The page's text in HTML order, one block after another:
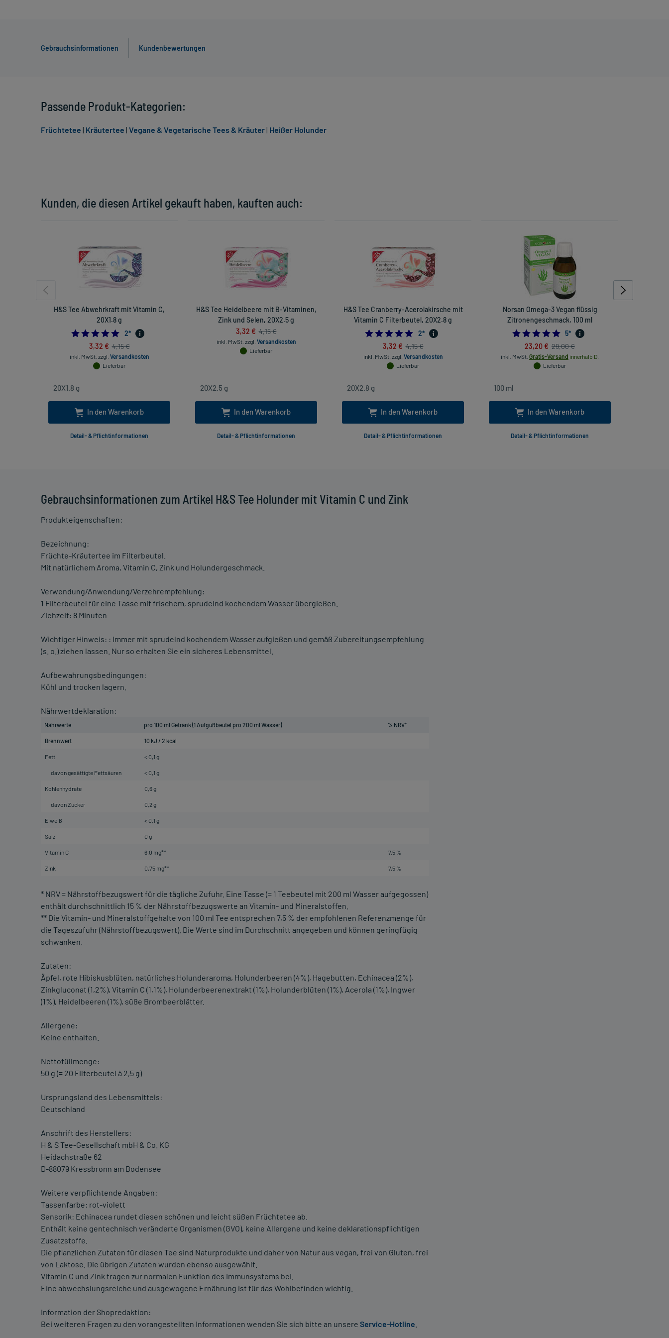
Gebrauchsinformationen Kundenbewertungen
Gebrauchsinformationen zum Artikel H&S Tee Holunder mit Vitamin C und Zink
Produkteigenschaften:
Bezeichnung:
Früchte-Kräutertee im Filterbeutel.
Mit natürlichem Aroma, Vitamin C, Zink und Holundergeschmack.
Verwendung/Anwendung/Verzehrempfehlung:
1 Filterbeutel für eine Tasse mit frischem, sprudelnd kochendem Wasser übergießen.
Ziehzeit: 8 Minuten
Wichtiger Hinweis: : Immer mit sprudelnd kochendem Wasser aufgießen und gemäß Zubereitungsempfehlung
(s. o.) ziehen lassen. Nur so erhalten Sie ein sicheres Lebensmittel.
Aufbewahrungsbedingungen:
Kühl und trocken lagern.
Nährwertdeklaration:
Nährwerte pro 100 ml Getränk (1 Aufgußbeutel pro 200 ml Wasser) % NRV*
Brennwert 10 kJ / 2 kcal
Fett < 0,1 g
davon gesättigte Fettsäuren < 0,1 g
Kohlenhydrate 0,6 g
davon Zucker 0,2 g
Eiweiß < 0,1 g
Salz 0 g
Vitamin C 6,0 mg** 7,5 %
Zink 0,75 mg** 7,5 %
* NRV = Nährstoffbezugswert für die tägliche Zufuhr. Eine Tasse (= 1 Teebeutel mit 200 ml Wasser aufgegossen)
enthält durchschnittlich 15 % der Nährstoffbezugswerte an Vitamin- und Mineralstoffen.
** Die Vitamin- und Mineralstoffgehalte von 100 ml Tee entsprechen 7,5 % der empfohlenen Referenzmenge für
die Tageszufuhr (Nährstoffbezugswert). Die Werte sind im Durchschnitt angegeben und können geringfügig
schwanken.
Zutaten:
Äpfel, rote Hibiskusblüten, natürliches Holunderaroma, Holunderbeeren (4%), Hagebutten, Echinacea (2%),
Zinkgluconat (1,2%), Vitamin C (1,1%), Holunderbeerenextrakt (1%), Holunderblüten (1%), Acerola (1%), Ingwer
(1%), Heidelbeeren (1%), süße Brombeerblätter.
Allergene:
Keine enthalten.
Nettofüllmenge:
50 g (= 20 Filterbeutel à 2,5 g)
Ursprungsland des Lebensmittels:
Deutschland
Anschrift des Herstellers:
H & S Tee-Gesellschaft mbH & Co. KG
Heidachstraße 62
D-88079 Kressbronn am Bodensee
Weitere verpflichtende Angaben:
Tassenfarbe: rot-violett
Sensorik: Echinacea rundet diesen schönen und leicht süßen Früchtetee ab.
Enthält keine gentechnisch veränderte Organismen (GVO), keine Allergene und keine deklarationspflichtigen
Zusatzstoffe.
Die pflanzlichen Zutaten für diesen Tee sind Naturprodukte und daher von Natur aus vegan, frei von Gluten, frei
von Laktose. Die übrigen Zutaten wurden ebenso ausgewählt.
Vitamin C und Zink tragen zur normalen Funktion des Immunsystems bei.
Eine abwechslungsreiche und ausgewogene Ernährung ist für das Wohlbefinden wichtig.
Information der Shopredaktion:
Bei weiteren Fragen zu den vorangestellten Informationen wenden Sie sich bitte an unsere Service-Hotline
Kunden, die diesen Artikel gekauft haben, kauften auch:
H&S Tee Abwehrkraft mit Vitamin C,
20X1.8 g
5.0
2*
3,32 € 4,15 €
inkl. MwSt. zzgl. Versandkosten
Lieferbar
In den Warenkorb
Detail- & Pflichtinformationen
H&S Tee Heidelbeere mit B-Vitaminen,
Zink und Selen, 20X2.5 g
3,32 € 4,15 €
inkl. MwSt. zzgl. Versandkosten
Lieferbar
In den Warenkorb
Detail- & Pflichtinformationen
H&S Tee Cranberry-Acerolakirsche mit
Vitamin C Filterbeutel, 20X2.8 g
5.0
2*
3,32 € 4,15 €
inkl. MwSt. zzgl. Versandkosten
Lieferbar
In den Warenkorb
Detail- & Pflichtinformationen
Norsan Omega-3 Vegan flüssig
Zitronengeschmack, 100 ml
5.0
5*
23,20 € 29,00 €
inkl. MwSt. Gratis-Versand innerhalb D.
Lieferbar
In den Warenkorb
Detail- & Pflichtinformationen
Passende Produkt-Kategorien:
Früchtetee | Kräutertee | Vegane & Vegetarische Tees & Kräuter| Heißer Holunder